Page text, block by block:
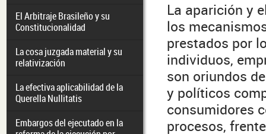
El Arbitraje Brasileño y su
Constitucionalidad
La cosa juzgada material y su
relativización
La efectiva aplicabilidad de la
Querella Nullitatis
Embargos del ejecutado en la
La aparición y
los
prestados por
individuos,
son oriundos
y políticos
consumidores
procesos,